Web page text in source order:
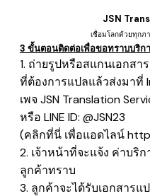
JSN
เชื่อมโลกด้วยทุกภ
3 ขั้นตอนติดต่อเพื่อขอทราบบริก
1. ถ่ายรูปหรือสแกนเอกสาร
ที่ต้องการแปลแล้วส่งมาที่
เพจ JSN Translation
หรือ LINE ID: @JSN23
(คลิกที่นี่ เพื่อแอดไลน์
2. เจ้าหน้าที่จะแจ้ง ค่าบริ
ลูกค้าทราบ
3. ลูกค้าจะได้รับเอกสาร